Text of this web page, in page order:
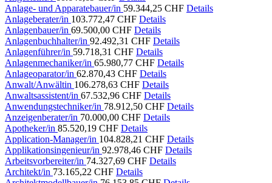
Anlage- und Apparatebauer/in 59.344,25 CHF Details
Anlageberater/in 103.772,47 CHF Details
Anlagenbauer/in 69.500,00 CHF Details
Anlagenbuchhalter/in 92.492,31 CHF Details
Anlagenführer/in 59.718,31 CHF Details
Anlagenmechaniker/in 65.980,77 CHF Details
Anlageoparator/in 62.870,43 CHF Details
Anwalt/Anwältin 106.278,63 CHF Details
Anwaltsassistent/in 67.532,96 CHF Details
Anwendungstechniker/in 78.912,50 CHF Details
Anzeigenberater/in 70.000,00 CHF Details
Apotheker/in 85.520,19 CHF Details
Application-Manager/in 104.828,21 CHF Details
Applikationsingenieur/in 92.978,46 CHF Details
Arbeitsvorbereiter/in 74.327,69 CHF Details
Architekt/in 73.165,22 CHF Details